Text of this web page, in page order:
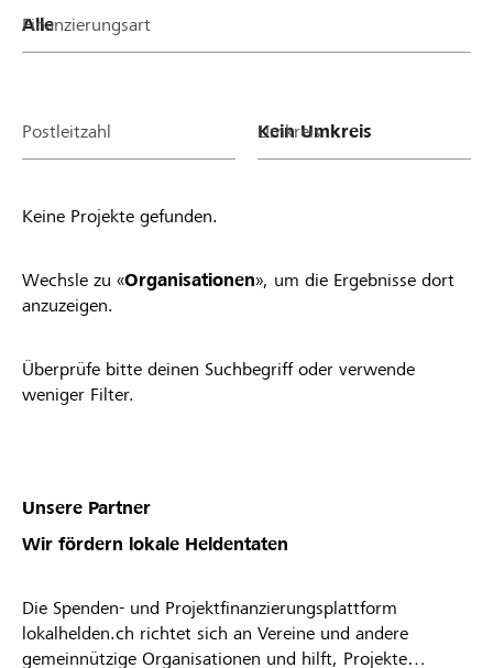
Finanzierungsart
Postleitzahl Umkreis
Keine Projekte gefunden.
Wechsle zu «Organisationen», um die Ergebnisse dort
anzuzeigen.
Überprüfe bitte deinen Suchbegriff oder verwende
weniger Filter.
Unsere Partner
Wir fördern lokale Heldentaten
Die Spenden- und Projektfinanzierungsplattform
lokalhelden.ch richtet sich an Vereine und andere
gemeinnützige Organisationen und hilft, Projekte